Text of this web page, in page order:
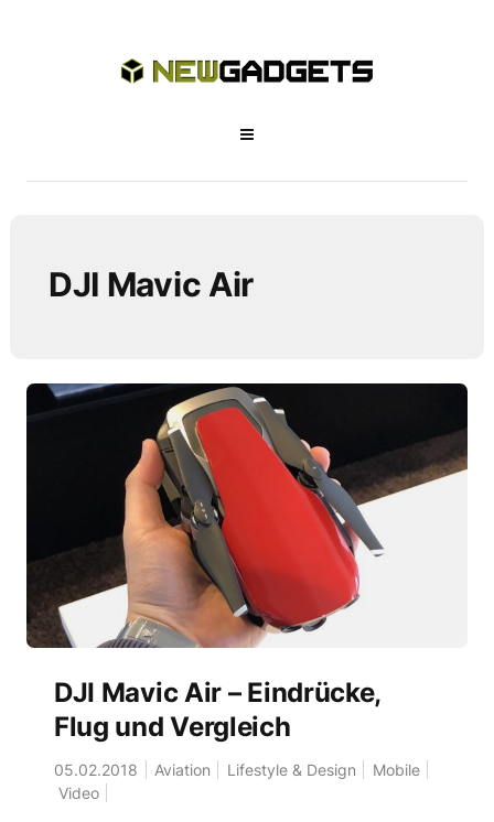
DJI Mavic Air
DJI Mavic Air – Eindrücke,
Flug und Vergleich
05.02.2018 Aviation Lifestyle & Design
Mobile
Video